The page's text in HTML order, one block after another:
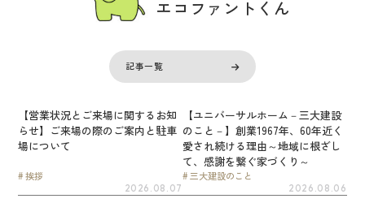
エコファントくん
記事一覧
【営業状況とご来場に関するお知
らせ】ご来場の際のご案内と駐車
場について
挨拶
2026.08.07
【ユニバーサルホーム－三大建設
のこと－】創業1967年、60年近く
愛され続ける理由～地域に根ざし
て、感謝を繋ぐ家づくり～
三大建設のこと
2026.08.06